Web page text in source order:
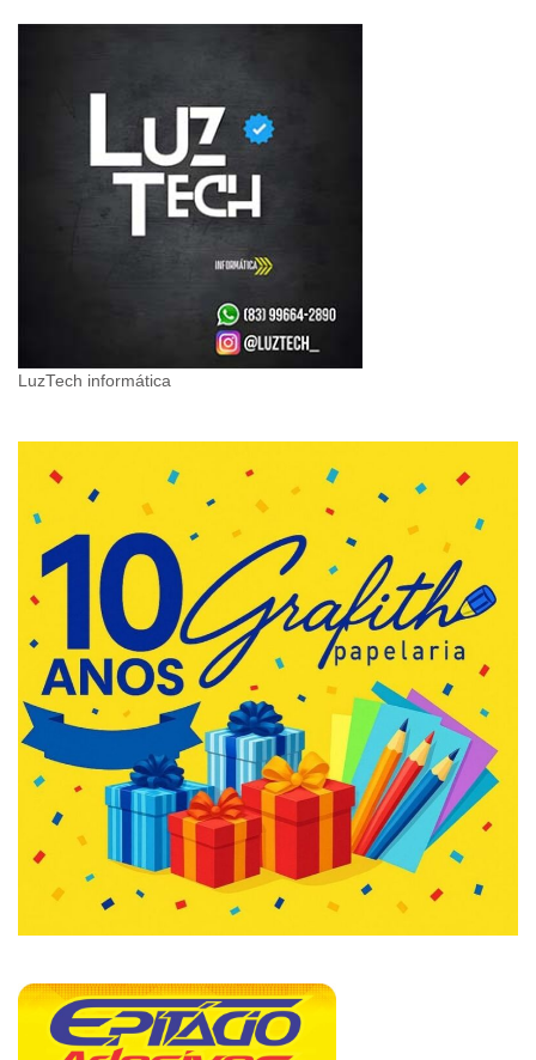
LuzTech informática